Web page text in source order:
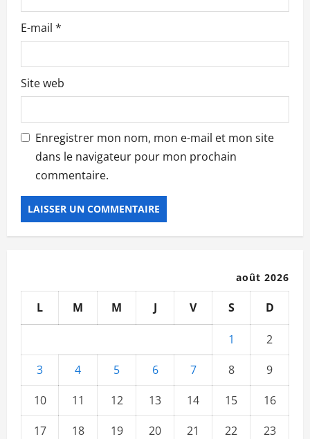
e
E-mail *
Site web
Enregistrer mon nom, mon e-mail et mon site
dans le navigateur pour mon prochain
commentaire.
août 2026
L M M J V S D
1
2
3
4 5 6 7 8
9
10
11 12 13 14 15
16
17
18 19 20 21 22
23